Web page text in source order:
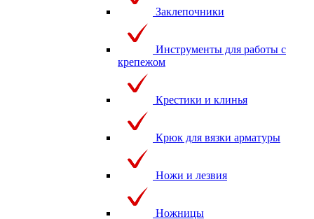
Заклепочники
Инструменты для работы с
крепежом
Крестики и клинья
Крюк для вязки арматуры
Ножи и лезвия
Ножницы